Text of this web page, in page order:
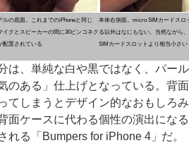
ルの底面。これまでのiPhoneと同じ
イクとスピーカーの間に30ピンコネク
配置されている
本体右側面。micro SIMカードスロ
る以外はなにもない。当然ながら
SIMカードスロットより相当小さい
は、単純な白や黒ではなく、パール
のある」仕上げとなっている。背面
てしまうとデザイン的なおもしろみ
面ケースに代わる個性の演出になる
れる「Bumpers for iPhone 4」だ。